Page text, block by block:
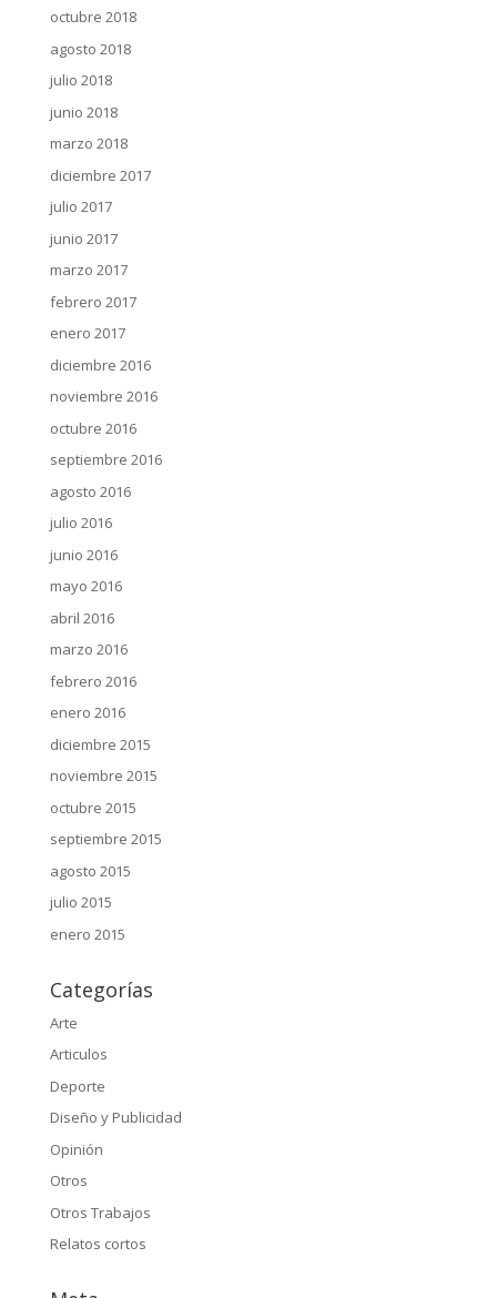
octubre 2018
agosto 2018
julio 2018
junio 2018
marzo 2018
diciembre 2017
julio 2017
junio 2017
marzo 2017
febrero 2017
enero 2017
diciembre 2016
noviembre 2016
octubre 2016
septiembre 2016
agosto 2016
julio 2016
junio 2016
mayo 2016
abril 2016
marzo 2016
febrero 2016
enero 2016
diciembre 2015
noviembre 2015
octubre 2015
septiembre 2015
agosto 2015
julio 2015
enero 2015
Categorías
Arte
Articulos
Deporte
Diseño y Publicidad
Opinión
Otros
Otros Trabajos
Relatos cortos